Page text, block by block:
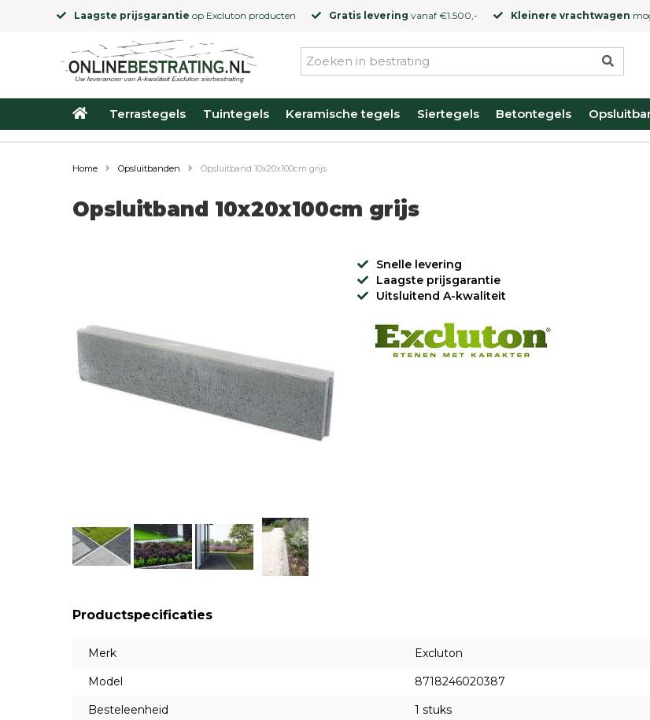
Laagste prijsgarantie op Excluton producten Gratis levering vanaf €1.500,- Kleinere vrachtwagen
Terrastegels Tuintegels Keramische tegels Siertegels Betontegels
Home Opsluitbanden Opsluitband 10x20x100cm grijs
Opsluitband 10x20x100cm grijs
Snelle levering
Laagste prijsgarantie
Uitsluitend A-kwaliteit
Productspecificaties
Merk
Excluton
Model
8718246020387
Besteleenheid
1 stuks